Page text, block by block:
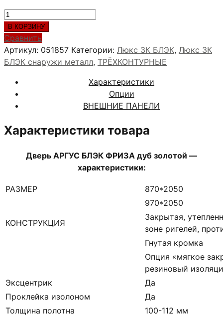
Количество
товара
АРГУС
БЛЭК
ФРИЗА
золотой
В КОРЗИНУ
Сравнить
Артикул: 051857 Категории: Люкс 3К БЛЭК, Люкс 3К
БЛЭК снаружи металл, ТРЁХКОНТУРНЫЕ
Характеристики
Опции
ВНЕШНИЕ ПАНЕЛИ
Характеристики товара
Дверь АРГУС БЛЭК ФРИЗА дуб золотой —
характеристики:
РАЗМЕР
870*2050
970*2050
КОНСТРУКЦИЯ
Закрытая,
зоне ригелей,
Гнутая кромка
Опция «мягкое
резиновый
Эксцентрик
Да
Проклейка изолоном
Да
Толщина полотна
100-112 мм